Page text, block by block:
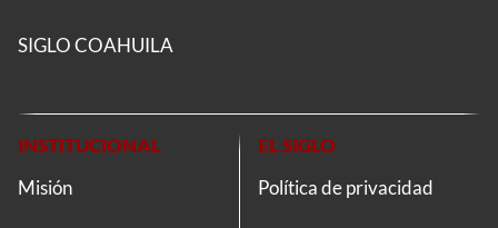
SIGLO COAHUILA
INSTITUCIONAL
Misión
EL SIGLO
Política de privacidad